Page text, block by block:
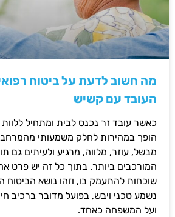
מה חשוב לדעת על ביטוח
העובד עם קשיש
כאשר עובד זר נכנס לבית ומתחיל ללוות
הופך במהירות לחלק משמעותי
מבשל, עוזר, מלווה, מרגיע ולעיתים גם
המורכבים ביותר. בתוך כל זה יש פרט
שוכחות להתעמק בו, וזהו נושא הביטוח
נשמע טכני ויבש, בפועל מדובר ברכיב
ועל המשפחה כאחד.